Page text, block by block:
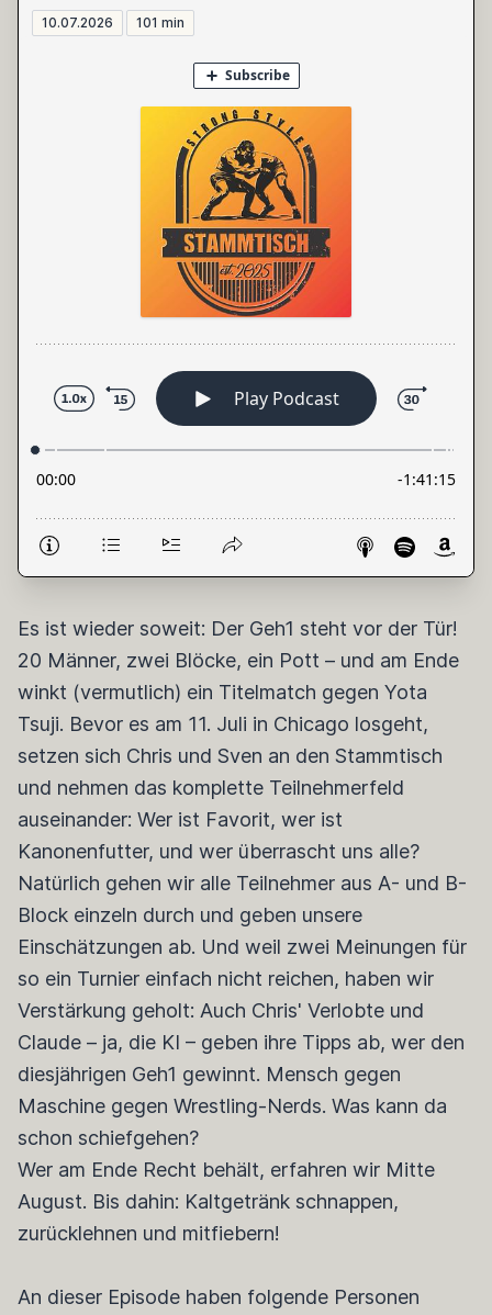
10.07.2026
101 min
Es ist wieder soweit: Der Geh1 steht vor der Tür!
20 Männer, zwei Blöcke, ein Pott – und am Ende
winkt (vermutlich) ein Titelmatch gegen Yota
Tsuji. Bevor es am 11. Juli in Chicago losgeht,
setzen sich Chris und Sven an den Stammtisch
und nehmen das komplette Teilnehmerfeld
auseinander: Wer ist Favorit, wer ist
Kanonenfutter, und wer überrascht uns alle?
Natürlich gehen wir alle Teilnehmer aus A- und B-
Block einzeln durch und geben unsere
Einschätzungen ab. Und weil zwei Meinungen für
so ein Turnier einfach nicht reichen, haben wir
Verstärkung geholt: Auch Chris' Verlobte und
Claude – ja, die KI – geben ihre Tipps ab, wer den
diesjährigen Geh1 gewinnt. Mensch gegen
Maschine gegen Wrestling-Nerds. Was kann da
schon schiefgehen?
Wer am Ende Recht behält, erfahren wir Mitte
August. Bis dahin: Kaltgetränk schnappen,
zurücklehnen und mitfiebern!
An dieser Episode haben folgende Personen